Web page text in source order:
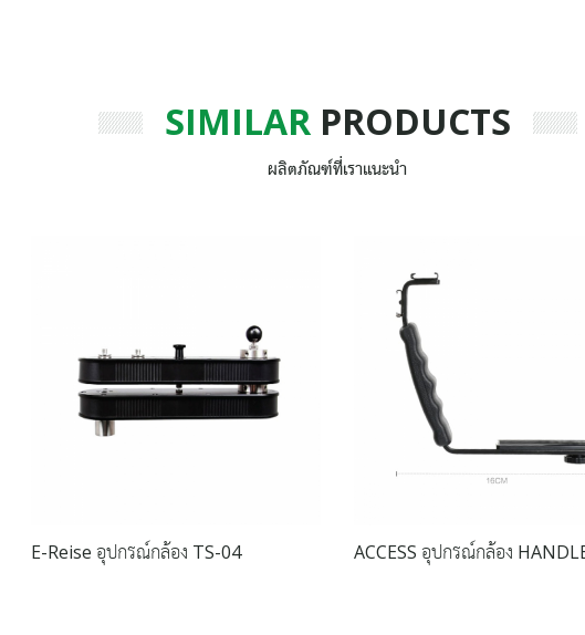
SIMILARPRODUCTS
ผลิตภัณฑ์ที่เราแนะนำ
E-Reise อุปกรณ์กล้อง TS-04 ACCESS อุปกรณ์กล้อง